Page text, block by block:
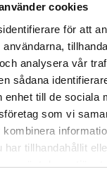
cookies
för att
analysera vår
sådana
enhet till de sociala
som vi
har tillhandahållit
använt deras
7d 1m 3m
Köp / Sälj